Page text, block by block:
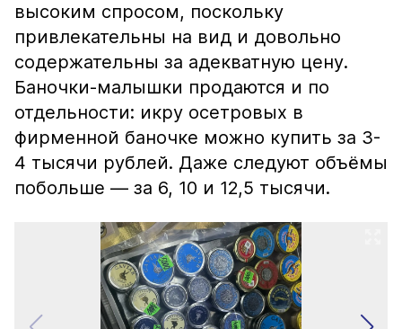
высоким спросом, поскольку
привлекательны на вид и довольно
содержательны за адекватную цену.
Баночки-малышки продаются и по
отдельности: икру осетровых в
фирменной баночке можно купить за 3-
4 тысячи рублей. Даже следуют объёмы
побольше — за 6, 10 и 12,5 тысячи.